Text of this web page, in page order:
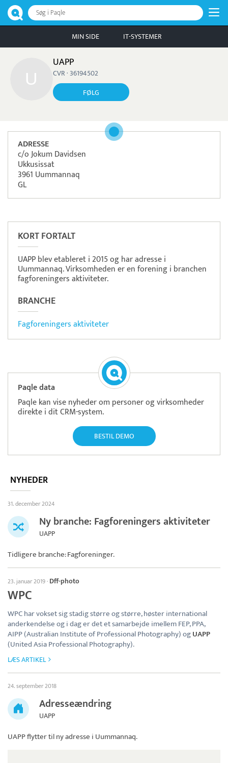
Søg i Paqle
MIN SIDE IT-SYSTEMER
UAPP
CVR · 36194502
FØLG
ADRESSE
c/o Jokum Davidsen
Ukkusissat
3961 Uummannaq
GL
KORT FORTALT
UAPP blev etableret i 2015 og har adresse i
Uummannaq. Virksomheden er en forening i branchen
fagforeningers aktiviteter.
BRANCHE
Fagforeningers aktiviteter
Paqle data
Paqle kan vise nyheder om personer og virksomheder
direkte i dit CRM-system.
BESTIL DEMO
NYHEDER
31. december 2024
Ny branche: Fagforeningers aktiviteter
UAPP
Tidligere branche: Fagforeninger.
23. januar 2019· Dff-photo
WPC
WPC har vokset sig stadig større og større, høster international
anderkendelse og i dag er det et samarbejde imellem FEP, PPA,
AIPP (Australian Institute of Professional Photography) ogUAPP
(United Asia Professional Photography).
LÆS ARTIKEL
24. september 2018
Adresseændring
UAPP
UAPPflytter til ny adresse i Uummannaq.